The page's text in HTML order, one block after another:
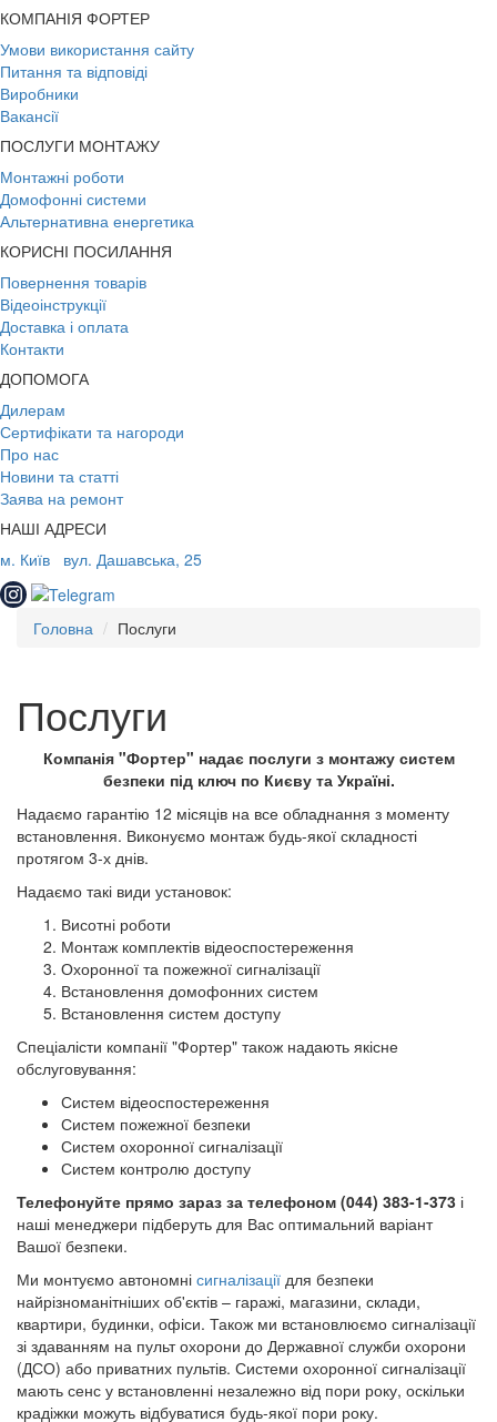
КОМПАНІЯ ФОРТЕР
Умови використання сайту
Питання та відповіді
Виробники
Вакансії
ПОСЛУГИ МОНТАЖУ
Монтажні роботи
Домофонні системи
Альтернативна енергетика
КОРИСНІ ПОСИЛАННЯ
Повернення товарів
Відеоінструкції
Доставка і оплата
Контакти
ДОПОМОГА
Дилерам
Сертифікати та нагороди
Про нас
Новини та статті
Заява на ремонт
НАШІ АДРЕСИ
м. Київ
вул. Дашавська, 25
Головна Послуги
Послуги
Компанія "Фортер" надає послуги з монтажу систем
безпеки під ключ по Києву та Україні.
Надаємо гарантію 12 місяців на все обладнання з моменту
встановлення. Виконуємо монтаж будь-якої складності
протягом 3-х днів.
Надаємо такі види установок:
Висотні роботи
Монтаж комплектів відеоспостереження
Охоронної та пожежної сигналізації
Встановлення домофонних систем
Встановлення систем доступу
Спеціалісти компанії "Фортер" також надають якісне
обслуговування:
Систем відеоспостереження
Систем пожежної безпеки
Систем охоронної сигналізації
Систем контролю доступу
Телефонуйте прямо зараз за телефоном (044) 383-1-373 і
наші менеджери підберуть для Вас оптимальний варіант
Вашої безпеки.
Ми монтуємо автономні сигналізації для безпеки
найрізноманітніших об'єктів – гаражі, магазини, склади,
квартири, будинки, офіси. Також ми встановлюємо сигналізації
зі здаванням на пульт охорони до Державної служби охорони
(ДСО) або приватних пультів. Системи охоронної сигналізації
мають сенс у встановленні незалежно від пори року, оскільки
крадіжки можуть відбуватися будь-якої пори року.